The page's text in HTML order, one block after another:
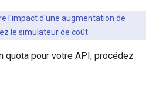
l'impact d'une augmentation de
le simulateur de coût
quota pour votre API, procédez